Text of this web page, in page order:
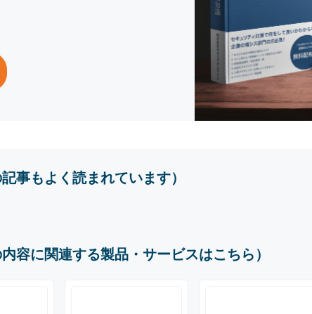
事もよく読まれています）
容に関連する製品・サービスはこちら）